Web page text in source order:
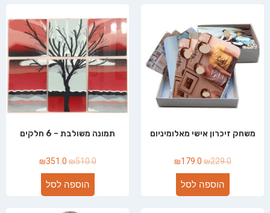
משחק זיכרון אישי מאלומיניום
₪229.0
₪179.0
הוספה לסל
תמונה משולבת – 6 חלקים
₪510.0
₪351.0
הוספה לסל